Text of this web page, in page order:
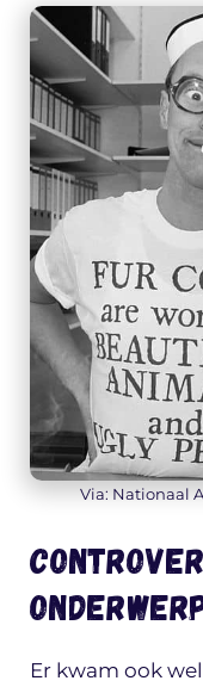
Via: Nationaal
Er kwam ook